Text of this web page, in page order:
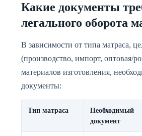
Какие документы
легального оборота
В зависимости от типа матраса,
(производство, импорт, оптовая/
материалов изготовления,
документы:
Тип матраса
Необходимый
документ